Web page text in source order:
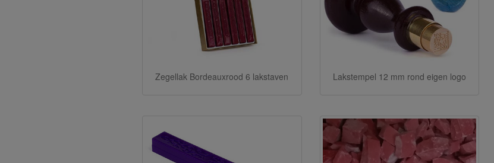
Zegellak Bordeauxrood 6 lakstaven Lakstempel 12 mm rond eigen logo